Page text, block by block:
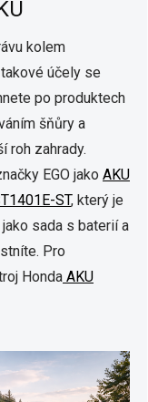
kolem
účely se
po produktech
šňůry a
roh zahrady.
EGO jako AKU
ST, který je
sada s baterií a
Pro
Honda AKU